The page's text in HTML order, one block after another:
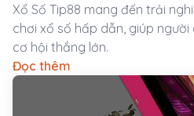
Xổ Số Tip88 mang đến trải
chơi xổ số hấp dẫn, giúp
cơ hội thắng lớn.
Đọc thêm